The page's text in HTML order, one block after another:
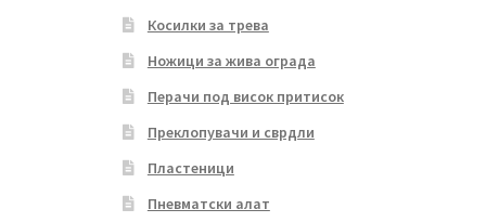
Косилки за трева
Ножици за жива ограда
Перачи под висок притисок
Преклопувачи и сврдли
Пластеници
Пневматски алат